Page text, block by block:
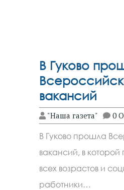
В Гуково
вакансий
"Наша газета" 0
В Гуково прошла
вакансий, в которой
всех возрастов и
работники…